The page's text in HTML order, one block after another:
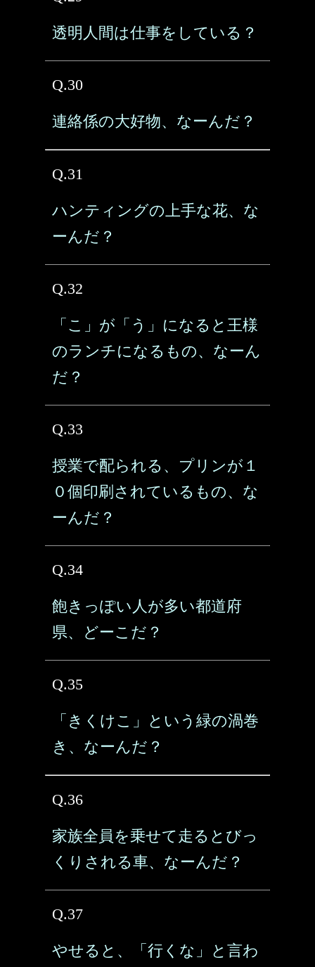
透明人間は仕事をしている？
Q.30
連絡係の大好物、なーんだ？
Q.31
ハンティングの上手な花、な
ーんだ？
Q.32
「こ」が「う」になると王様
のランチになるもの、なーん
だ？
Q.33
授業で配られる、プリンが１
０個印刷されているもの、な
ーんだ？
Q.34
飽きっぽい人が多い都道府
県、どーこだ？
Q.35
「きくけこ」という緑の渦巻
き、なーんだ？
Q.36
家族全員を乗せて走るとびっ
くりされる車、なーんだ？
Q.37
やせると、「行くな」と言わ